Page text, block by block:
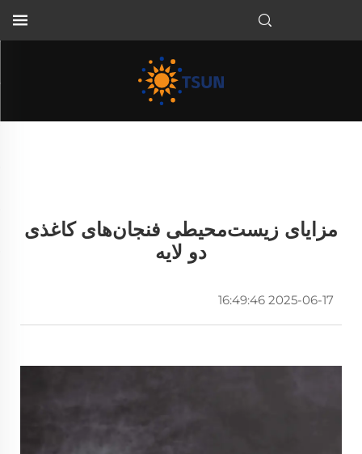
مزایای زیست‌محیطی فنجان‌های کاغذی
دو لایه
2025-06-17 16:49:46